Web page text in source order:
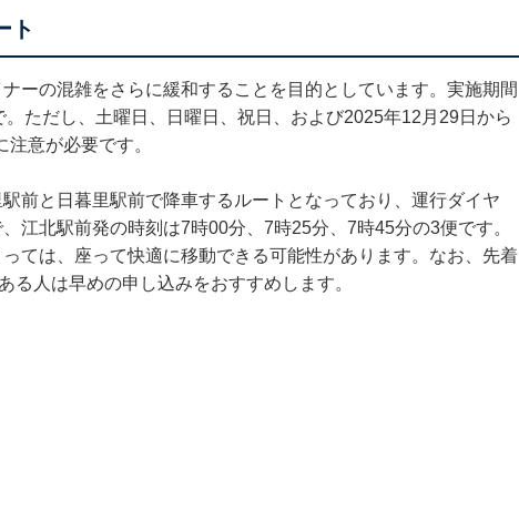
ト
ーの混雑をさらに緩和することを目的としています。実施期間
ただし、土曜日、日曜日、祝日、および2025年12月29日から
意が必要です。
前と日暮里駅前で降車するルートとなっており、運行ダイヤ
江北駅前発の時刻は7時00分、7時25分、7時45分の3便です。
ては、座って快適に移動できる可能性があります。なお、先着
る人は早めの申し込みをおすすめします。